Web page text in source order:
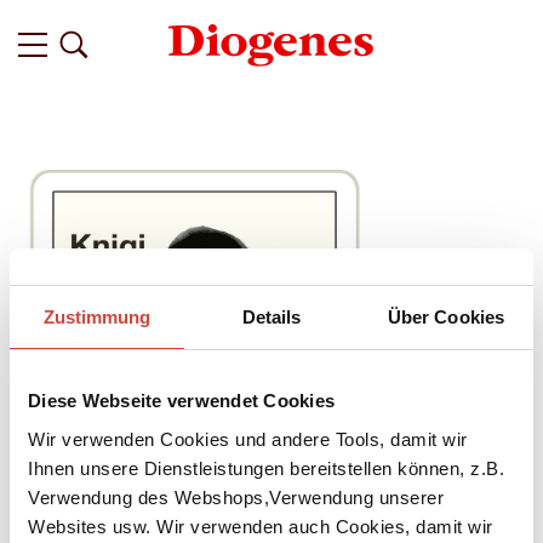
Zustimmung Details Über Cookies
Diese Webseite verwendet Cookies
Wir verwenden Cookies und andere Tools, damit wir
Ihnen unsere Dienstleistungen bereitstellen können, z.B.
Verwendung des Webshops,Verwendung unserer
Websites usw. Wir verwenden auch Cookies, damit wir